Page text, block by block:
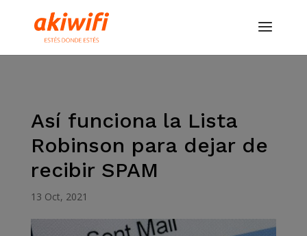
Así funciona la Lista
Robinson para dejar de
recibir SPAM
13 Oct, 2021